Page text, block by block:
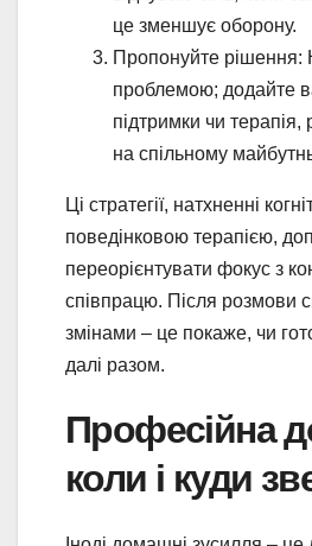
це зменшує оборону.
Пропонуйте рішення:
проблемою; додайте
підтримки чи терапія,
на спільному
Ці стратегії, натхненні
поведінковою терапією,
переорієнтувати фокус з
співпрацю. Після розмови
змінами – це покаже, чи
далі разом.
Професійна
коли і куди